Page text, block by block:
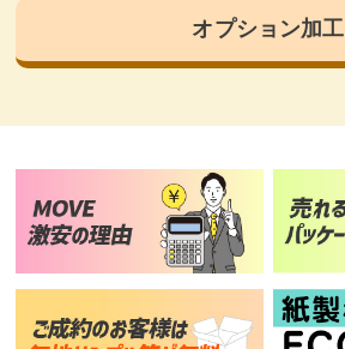
オプション加工